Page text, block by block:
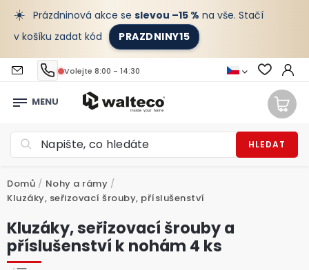
☀️ Prázdninová akce se slevou –15 % na vše. Stačí
v košíku zadat kód
PRAZDNINY15
Volejte 8:00 - 14:30
HLEDAT
Domů / Nohy a rámy /
Kluzáky, seřizovací šrouby, příslušenství
Kluzáky, seřizovací šrouby a
příslušenství k nohám 4 ks